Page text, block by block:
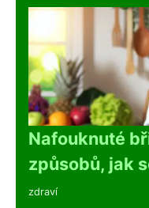
Nafouknuté
způsobů, jak
zdraví